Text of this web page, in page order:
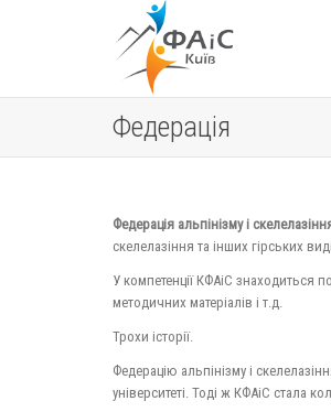
Федерація
Федерація альпінізму і
скелелазіння та інших гірських
У компетенції КФАіС знаходиться
методичних матеріалів і т.д.
Трохи історії.
Федерацію альпінізму і
університеті. Тоді ж КФАіС стала